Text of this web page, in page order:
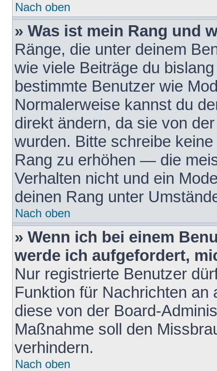
Nach oben
» Was ist mein Rang und
Ränge, die unter deinem
wie viele Beiträge du
bestimmte Benutzer wie
Normalerweise kannst du
direkt ändern, da sie von
wurden. Bitte schreibe
Rang zu erhöhen — die
Verhalten nicht und ein
deinen Rang unter
Nach oben
» Wenn ich bei einem
werde ich aufgefordert,
Nur registrierte Benutzer
Funktion für Nachrichten
diese von der Board-
Maßnahme soll den
verhindern.
Nach oben